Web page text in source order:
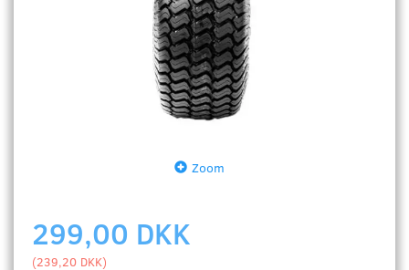
Zoom
299,00 DKK
(239,20 DKK)